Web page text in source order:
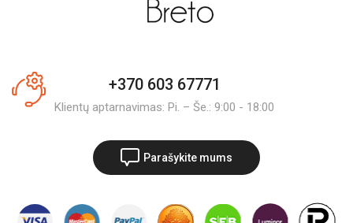
+370 603 67771
Klientų aptarnavimas: Pi. – Še.: 9:00 - 18:00
Parašykite mums